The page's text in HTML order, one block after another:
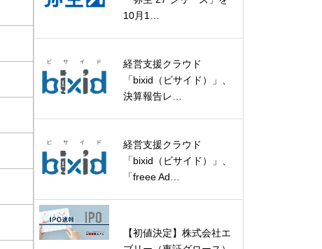
10月1…
経営支援クラウド
「bixid（ビサイド）」、
決算報告レ…
経営支援クラウド
「bixid（ビサイド）」、
「freee Ad…
【初値決定】株式会社エ